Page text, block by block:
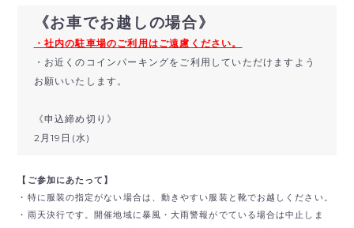
《お車でお越しの場合》
・社内の駐車場のご利用はご遠慮ください。
・お近くのコインパーキングをご利用していただけますよう
お願いいたします。
《申込締め切り》
2月19日(水)
【ご参加にあたって】
・特に服装の指定がない場合は、動きやすい服装と靴でお越しください。
・雨天決行です。開催地域に暴風・大雨警報がでている場合は中止しま